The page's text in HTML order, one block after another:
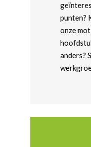
punten?
onze
anders?